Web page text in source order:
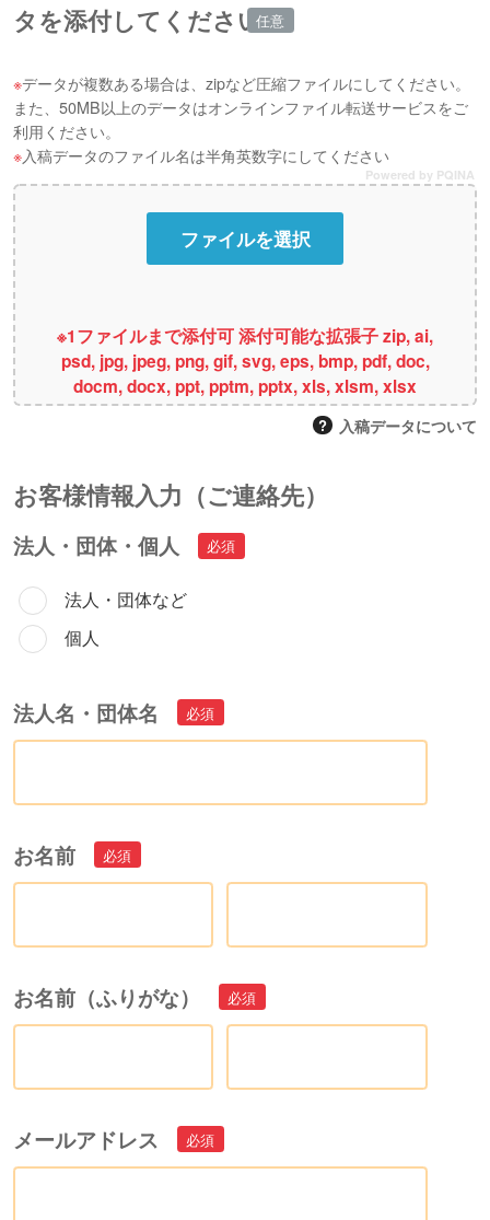
タを添付してください
データが複数ある場合は、zipなど圧縮ファイルにしてください。
また、50MB以上のデータはオンラインファイル転送サービスをご
利用ください。
入稿データのファイル名は半角英数字にしてください
Powered by PQINA
ファイルを選択
※1ファイルまで添付可 添付可能な拡張子 zip, ai,
psd, jpg, jpeg, png, gif, svg, eps, bmp, pdf, doc,
docm, docx, ppt, pptm, pptx, xls, xlsm, xlsx
入稿データについて
お客様情報⼊⼒（ご連絡先）
法人・団体・個人
法人・団体など
個人
法人名・団体名
お名前
お名前（ふりがな）
メールアドレス